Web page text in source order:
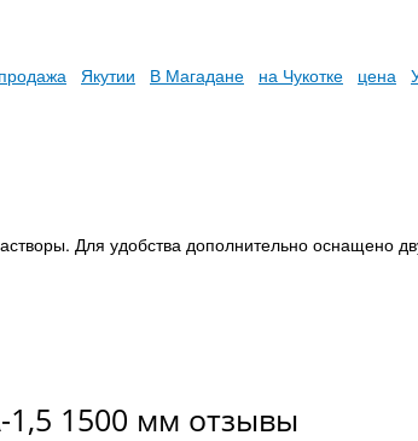
продажа Якутии В Магадане на Чукотке цена
Для удобства дополнительно оснащено
1500 мм отзывы